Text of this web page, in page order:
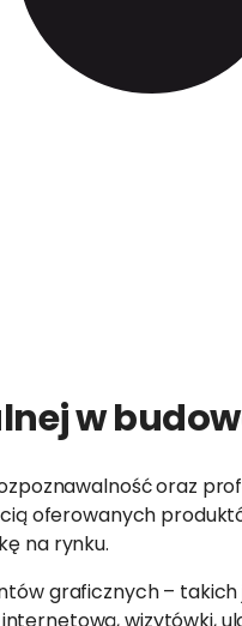
w
oraz
oferowanych
na rynku.
graficznych –
wizytówki,